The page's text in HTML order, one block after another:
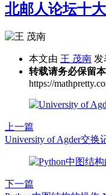
北邮人论坛十大
本文由 王 茂南 发
转载请务必保留本
https://
上一篇
University of Agder交换
下一篇